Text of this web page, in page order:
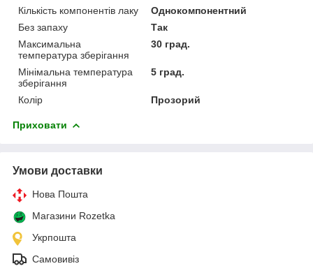
Кількість компонентів лаку
Однокомпонентний
Без запаху
Так
Максимальна
температура зберігання
30 град.
Мінімальна температура
зберігання
5 град.
Колір Прозорий
Приховати
Умови доставки
Нова Пошта
Магазини Rozetka
Укрпошта
Самовивіз